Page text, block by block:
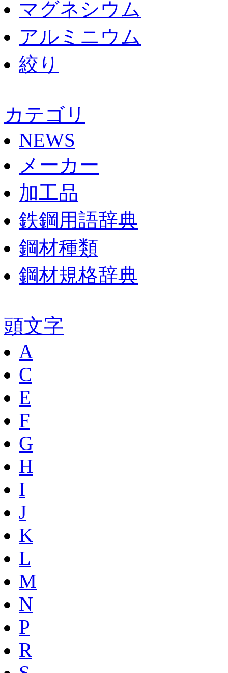
マグネシウム
アルミニウム
絞り
カテゴリ
NEWS
メーカー
加工品
鉄鋼用語辞典
鋼材種類
鋼材規格辞典
頭文字
A
C
E
F
G
H
I
J
K
L
M
N
P
R